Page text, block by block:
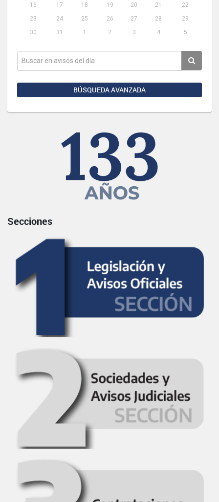
16
17 18 19 20 21
22
23
24 25 26 27 28
29
30
31 1 2 3 4 5
BÚSQUEDA AVANZADA
Secciones